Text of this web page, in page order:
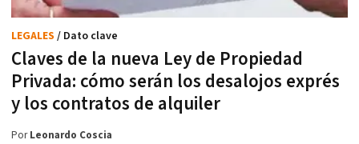
Claves de la nueva Ley de Propiedad
Privada: cómo serán los desalojos exprés
y los contratos de alquiler
LEGALES / Dato clave
PorLeonardo Coscia